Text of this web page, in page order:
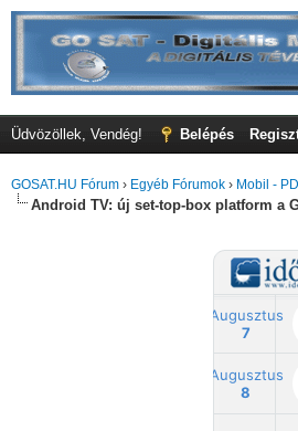
Üdvözöllek, Vendég! Belépés
GOSAT.HU Fórum › Egyéb Fórumok › Mobil -
Android TV: új set-top-box platform a